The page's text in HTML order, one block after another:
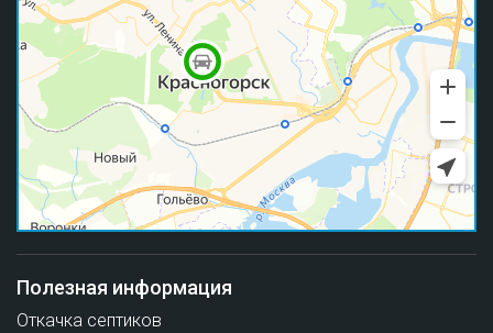
Полезная информация
Откачка септиков